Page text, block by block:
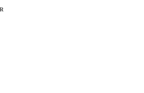
Vogue'un fiyat-performans dengesi
markalara göre daha uygun
kaliteden ödün vermiyor. Menteşe
kaplamaları uzun ömürlü ve genel
Özellikle kadın güneş gözlüğü
çeşitlilik, her yüz tipine ve tarza